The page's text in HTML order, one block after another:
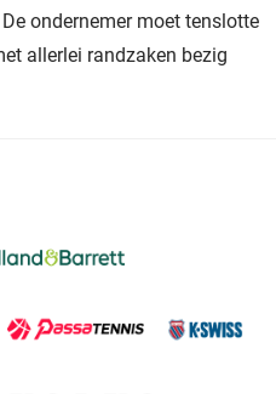
ondernemer moet tenslotte
allerlei randzaken bezig